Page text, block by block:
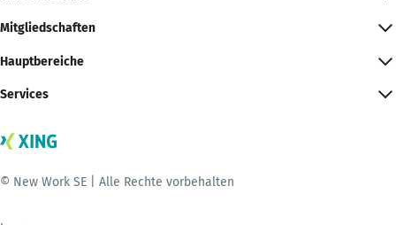
Mitgliedschaften
Hauptbereiche
Services
© New Work SE | Alle Rechte vorbehalten